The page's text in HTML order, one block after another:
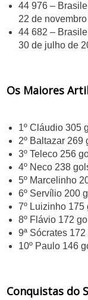
44 976 –
22 de
44 682 –
30 de julho de
Os Maiores
1º Cláudio 305
2º Baltazar 269
3º Teleco 256
4º Neco 238
5º Marcelinho
6º Servílio 200
7º Luizinho 175
8º Flávio 172
9ª Sócrates
10º Paulo 146
Conquistas do